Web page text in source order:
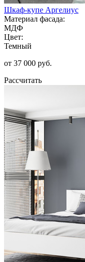
Шкаф-купе Аргелиус
Материал фасада:
МДФ
Цвет:
Темный
от 37 000 руб.
Рассчитать